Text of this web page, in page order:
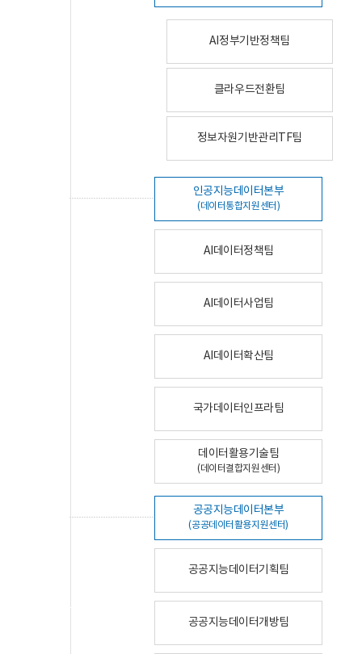
AI정부기반정책팀
클라우드전환팀
정보자원기반관리TF팀
인공지능데이터본부
(데이터통합지원센터)
AI데이터정책팀
AI데이터사업팀
AI데이터확산팀
국가데이터인프라팀
데이터활용기술팀
(데이터결합지원센터)
공공지능데이터본부
(공공데이터활용지원센터)
공공지능데이터기획팀
공공지능데이터개방팀